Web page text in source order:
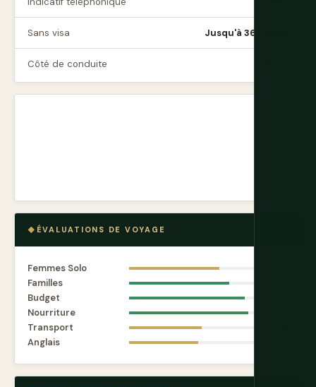
Sans visa Jusqu'à 365 jours
Côté de conduite
ÉVALUATIONS DE VOYAGE
Femmes Solo
Familles
Budget
Nourriture
Transport
Anglais